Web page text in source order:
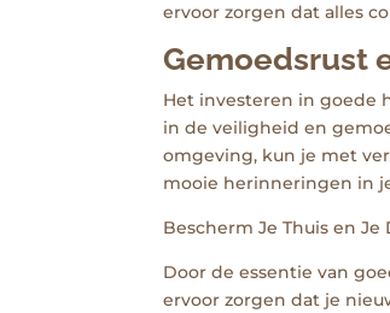
ervoor zorgen dat alles
Gemoedsrust
Het investeren in goede
in de veiligheid en
omgeving, kun je met
mooie herinneringen in
Bescherm Je Thuis en
Door de essentie van
ervoor zorgen dat je